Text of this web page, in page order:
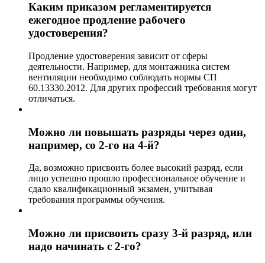
Каким приказом регламентируется
ежегодное продление рабочего
удостоверения?
Продление удостоверения зависит от сферы
деятельности. Например, для монтажника систем
вентиляции необходимо соблюдать нормы СП
60.13330.2012. Для других профессий требования могут
отличаться.
Можно ли повышать разряды через один,
например, со 2-го на 4-й?
Да, возможно присвоить более высокий разряд, если
лицо успешно прошло профессиональное обучение и
сдало квалификационный экзамен, учитывая
требования программы обучения.
Можно ли присвоить сразу 3-й разряд, или
надо начинать с 2-го?